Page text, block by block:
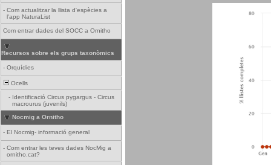
- Com actualitzar la llista d'espècies a
l'app NaturaList
Com entrar dades del SOCC a Ornitho
Recursos sobre els grups taxonòmics
- Orquídies
Ocells
- Identificació Circus pygargus - Circus
macrourus (juvenils)
Nocmig a Ornitho
- El Nocmig- informació general
- Com entrar les teves dades NocMig a
ornitho.cat?